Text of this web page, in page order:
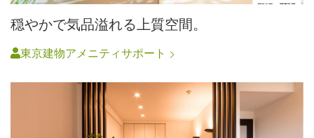
穏やかで気品溢れる上質空間。
東京建物アメニティサポート